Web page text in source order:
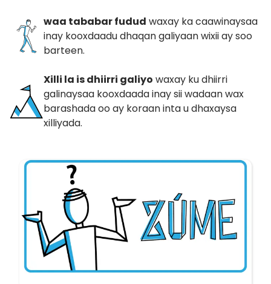
waa tababar fudud waxay ka caawinaysaa
inay kooxdaadu dhaqan galiyaan wixii ay soo
barteen.
Xilli la is dhiirri galiyo waxay ku dhiirri
galinaysaa kooxdaada inay sii wadaan wax
barashada oo ay koraan inta u dhaxaysa
xilliyada.